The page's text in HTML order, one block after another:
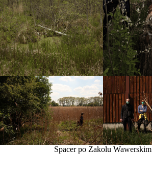
Spacer po Zakolu Wawerskim